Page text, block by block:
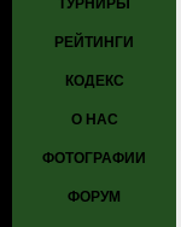
ТУРНИРЫ
РЕЙТИНГИ
КОДЕКС
О НАС
ФОТОГРАФИИ
ФОРУМ